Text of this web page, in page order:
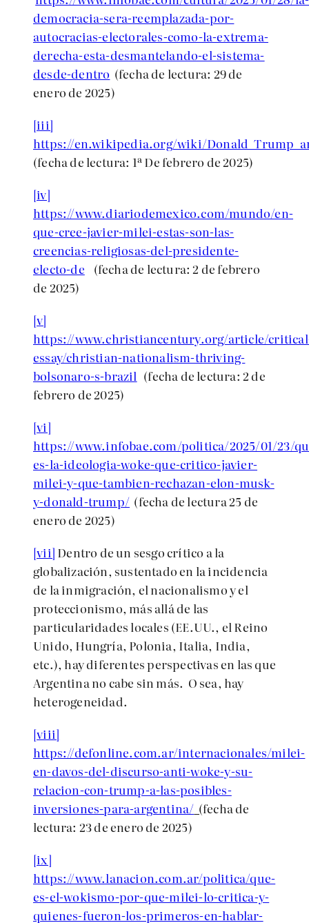
democracia-sera-reemplazada-por-
autocracias-electorales-como-la-extrema-
derecha-esta-desmantelando-el-sistema-
desde-dentro (fecha de lectura: 29 de
enero de 2025)
[iii]
https://en.wikipedia.org/wiki/
(fecha de lectura: 1ª De febrero de 2025)
[iv]
https://www.diariodemexico.com/mundo/en-
que-cree-javier-milei-estas-son-las-
creencias-religiosas-del-presidente-
electo-de (fecha de lectura: 2 de febrero
de 2025)
[v]
https://www.christiancentury.org/article/
essay/christian-nationalism-thriving-
bolsonaro-s-brazil (fecha de lectura: 2 de
febrero de 2025)
[vi]
https://www.infobae.com/politica/2025/01/23/
es-la-ideologia-woke-que-critico-javier-
milei-y-que-tambien-rechazan-elon-musk-
y-donald-trump/ (fecha de lectura 25 de
enero de 2025)
[vii] Dentro de un sesgo crítico a la
globalización, sustentado en la incidencia
de la inmigración, el nacionalismo y el
proteccionismo, más allá de las
particularidades locales (EE.UU., el Reino
Unido, Hungría, Polonia, Italia, India,
etc.), hay diferentes perspectivas en las que
Argentina no cabe sin más. O sea, hay
heterogeneidad.
[viii]
https://defonline.com.ar/internacionales/milei-
en-davos-del-discurso-anti-woke-y-su-
relacion-con-trump-a-las-posibles-
inversiones-para-argentina/ (fecha de
lectura: 23 de enero de 2025)
[ix]
https://www.lanacion.com.ar/politica/que-
es-el-wokismo-por-que-milei-lo-critica-y-
quienes-fueron-los-primeros-en-hablar-